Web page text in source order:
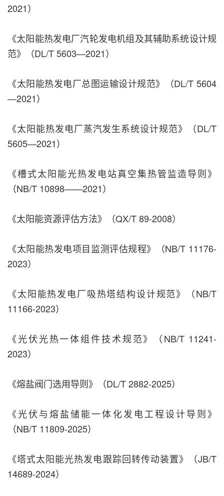
2021）
《太阳能热发电厂汽轮发电机组及其辅助系统设计规
范》（DL/T 5603—2021）
《太阳能热发电厂总图运输设计规范》（DL/T 5604
—2021）
《太阳能热发电厂蒸汽发生系统设计规范》（DL/T
5605—2021）
《槽式太阳能光热发电站真空集热管监造导则》
（NB/T 10898——2021）
《太阳能资源评估方法》（QX/T 89-2008）
《太阳能热发电项目监测评估规程》（NB/T 11176-
2023）
《太阳能热发电厂吸热塔结构设计规范》（NB/T
11166-2023）
《光伏光热一体组件技术规范》（NB/T 11241-
2023）
《熔盐阀门选用导则》（DL/T 2882-2025）
《光伏与熔盐储能一体化发电工程设计导则》
（NB/T 11809-2025）
《塔式太阳能光热发电跟踪回转传动装置》（JB/T
14689-2024）